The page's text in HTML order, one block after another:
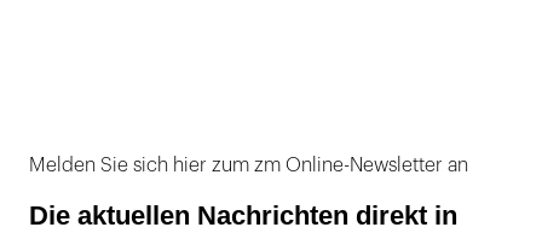
Melden Sie sich hier zum zm Online-Newsletter an
Die aktuellen Nachrichten direkt in